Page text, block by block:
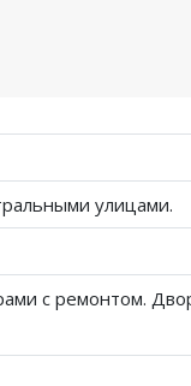
улицами.
с ремонтом.